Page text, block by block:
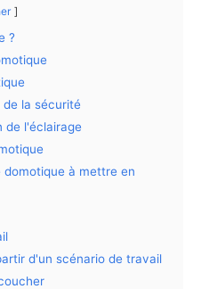
?
la sécurité
de l'éclairage
domotique à mettre en
d'un scénario de travail